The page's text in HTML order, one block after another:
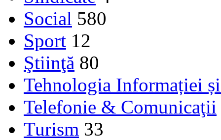
Social 580
Sport 12
Ştiinţă 80
Tehnologia Informației
Telefonie & Comunicaţii
Turism 33